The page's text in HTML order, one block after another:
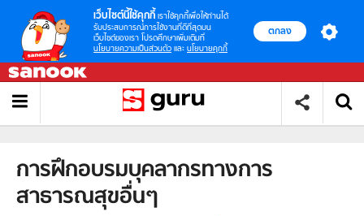
เว็บไซต์นี้ใช้คุกกี้ เราใช้คุกกี้เพื่อให้ท่านได้
รับประสบการณ์การใช้งานที่ดีที่สุดบน
เว็บไซต์ของเรา โปรดศึกษาเพิ่มเติมที่
นโยบายความเป็นส่วนตัว และ นโยบายคุกกี้
ตกลง
การฝึกอบรมบุคลากรทางการ
สาธารณสุขอื่นๆ